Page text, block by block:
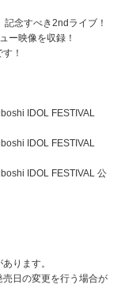
念すべき2ndライブ！
ー映像を収録！
！
IDOL FESTIVAL
IDOL FESTIVAL
IDOL FESTIVAL 公
ります。
日の変更を行う場合が